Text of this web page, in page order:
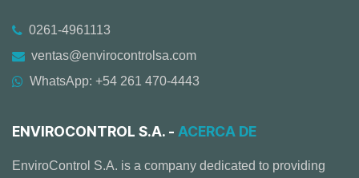
0261-4961113
ventas@envirocontrolsa.com
WhatsApp: +54 261 470-4443
ENVIROCONTROL S.A. - ACERCA DE
EnviroControl S.A. is a company dedicated to providing